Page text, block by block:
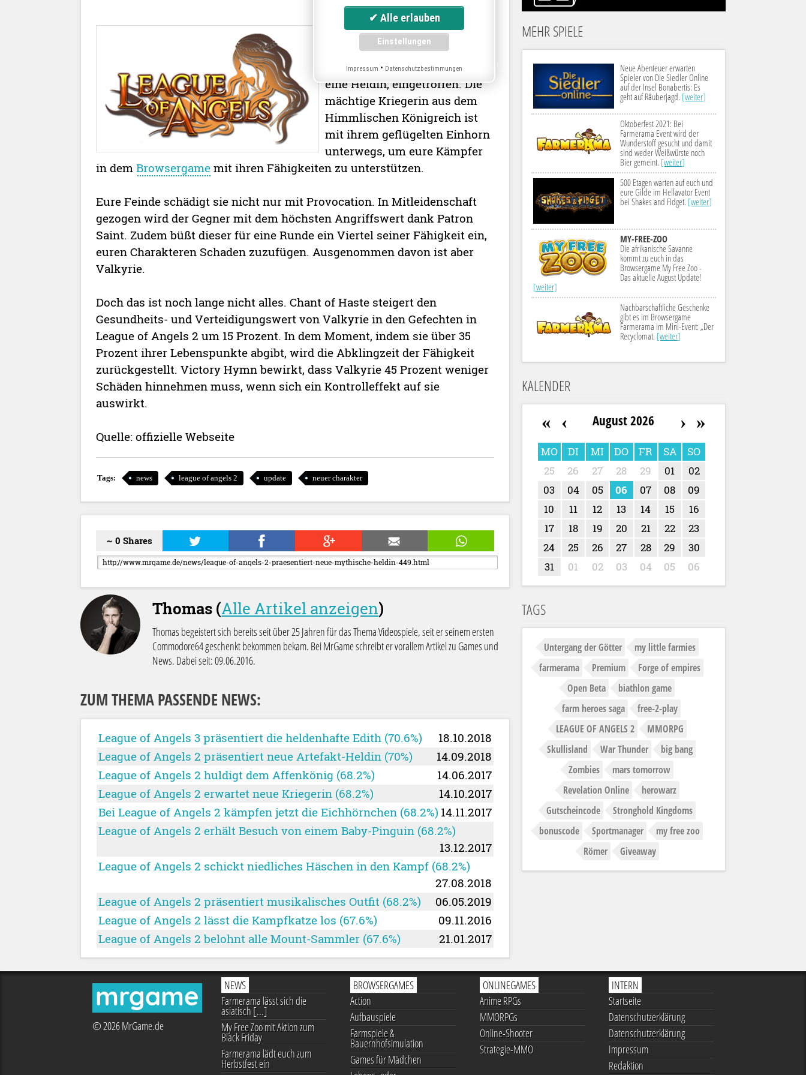
Valkyrie ist da. Damit ist in
League of Angels 2 der fünfte
Mythische Held, in diesem Fall
eine Heldin, eingetroffen. Die
mächtige Kriegerin aus dem
Himmlischen Königreich ist
mit ihrem geflügelten Einhorn
unterwegs, um eure Kämpfer
in demBrowsergame mit ihren Fähigkeiten zu unterstützen.
Eure Feinde schädigt sie nicht nur mit Provocation. In Mitleidenschaft
gezogen wird der Gegner mit dem höchsten Angriffswert dank Patron
Saint. Zudem büßt dieser für eine Runde ein Viertel seiner Fähigkeit ein,
euren Charakteren Schaden zuzufügen. Ausgenommen davon ist aber
Valkyrie.
Doch das ist noch lange nicht alles. Chant of Haste steigert den
Gesundheits- und Verteidigungswert von Valkyrie in den Gefechten in
League of Angels 2 um 15 Prozent. In dem Moment, indem sie über 35
Prozent ihrer Lebenspunkte abgibt, wird die Abklingzeit der Fähigkeit
zurückgestellt. Victory Hymn bewirkt, dass Valkyrie 45 Prozent weniger
Schäden hinnehmen muss, wenn sich ein Kontrolleffekt auf sie
auswirkt.
Quelle: offizielle Webseite
Tags: news league of angels 2 update neuer charakter
~ 0 Shares
Thomas (Alle Artikel anzeigen)
Thomas begeistert sich bereits seit über 25 Jahren für das Thema Videospiele, seit er seinem ersten
Commodore64 geschenkt bekommen bekam. Bei MrGame schreibt er vorallem Artikel zu Games und
News. Dabei seit: 09.06.2016.
ZUM THEMA PASSENDE NEWS:
League of Angels 3 präsentiert die heldenhafte Edith (70.6%)
18.10.2018
League of Angels 2 präsentiert neue Artefakt-Heldin (70%)
14.09.2018
League of Angels 2 huldigt dem Affenkönig (68.2%)
14.06.2017
League of Angels 2 erwartet neue Kriegerin (68.2%)
14.10.2017
Bei League of Angels 2 kämpfen jetzt die Eichhörnchen (68.2%) 14.11.2017
League of Angels 2 erhält Besuch von einem Baby-Pinguin (68.2%)
13.12.2017
League of Angels 2 schickt niedliches Häschen in den Kampf (68.2%)
27.08.2018
League of Angels 2 präsentiert musikalisches Outfit (68.2%)
06.05.2019
League of Angels 2 lässt die Kampfkatze los (67.6%)
09.11.2016
League of Angels 2 belohnt alle Mount-Sammler (67.6%)
21.01.2017
MEHR SPIELE
Neue Abenteuer erwarten
Spieler von Die Siedler Online
auf der Insel Bonabertis: Es
geht auf Räuberjagd. [weiter]
Oktoberfest 2021: Bei
Farmerama Event wird der
Wunderstoff gesucht und damit
sind weder Weißwürste noch
Bier gemeint. [weiter]
500 Etagen warten auf euch und
eure Gilde im Hellavator Event
bei Shakes and Fidget. [weiter]
MY-FREE-ZOO
Die afrikanische Savanne
kommt zu euch in das
Browsergame My Free Zoo -
Das aktuelle August Update!
[weiter]
Nachbarschaftliche Geschenke
gibt es im Browsergame
Farmerama im Mini-Event: „Der
Recyclomat. [weiter]
KALENDER
« ‹ August 2026 »
›
MO DI MI DO FR SA
SO
25
26 27 28 29 01
02
03
04 05 06 07 08
09
10
11 12 13 14 15
16
17
18 19 20 21 22
23
24
25 26 27 28 29
30
31
01 02 03 04 05 06
TAGS
Untergang der Götter
my little farmies
farmerama
Premium
Forge of empires
Open Beta
biathlon game
farm heroes saga
free-2-play
LEAGUE OF ANGELS 2
MMORPG
Skullisland
War Thunder
big bang
Zombies
mars tomorrow
Revelation Online
herowarz
Gutscheincode
Stronghold Kingdoms
bonuscode
Sportmanager
my free zoo
Römer
Giveaway
mrgame
© 2026 MrGame.de
NEWS
Farmerama lässt sich die
asiatisch [...]
My Free Zoo mit Aktion zum
Black Friday
Farmerama lädt euch zum
Herbstfest ein
BROWSERGAMES
Action
Aufbauspiele
Farmspiele &
Bauernhofsimulation
Games für Mädchen
ONLINEGAMES
Anime RPGs
MMORPGs
Online-Shooter
Strategie-MMO
INTERN
Startseite
Datenschutzerklärung
Datenschutzerklärung
Impressum
Redaktion
Impressum • Datenschutzbestimmungen